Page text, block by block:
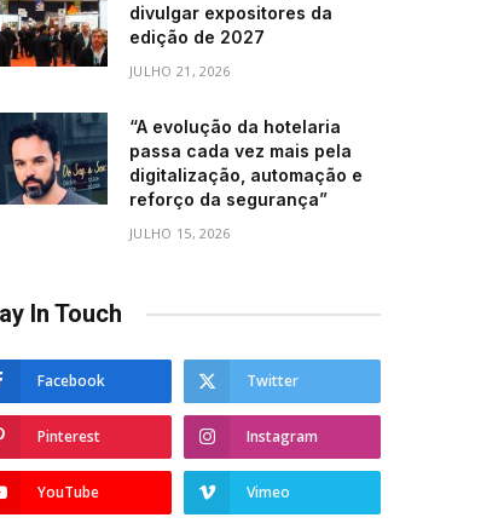
divulgar expositores da
edição de 2027
JULHO 21, 2026
“A evolução da hotelaria
passa cada vez mais pela
digitalização, automação e
reforço da segurança”
JULHO 15, 2026
In Touch
Facebook Twitter
Pinterest Instagram
YouTube Vimeo